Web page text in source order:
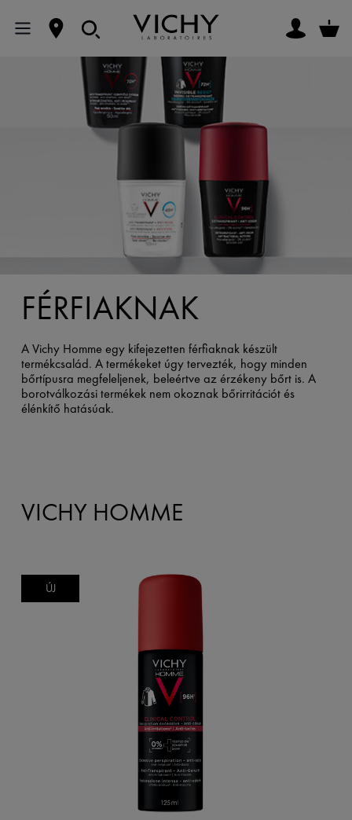
FÉRFIAKNAK
A Vichy Homme egy kifejezetten férfiaknak készült
termékcsalád. A termékeket úgy tervezték, hogy minden
bőrtípusra megfeleljenek, beleértve az érzékeny bőrt is. A
borotválkozási termékek nem okoznak bőrirritációt és
élénkítő hatásúak.
VICHY HOMME
ÚJ